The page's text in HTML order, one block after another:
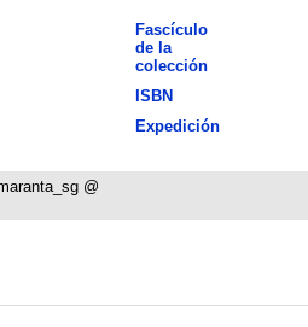
Fascículo
de la
colección
ISBN
Expedición
@